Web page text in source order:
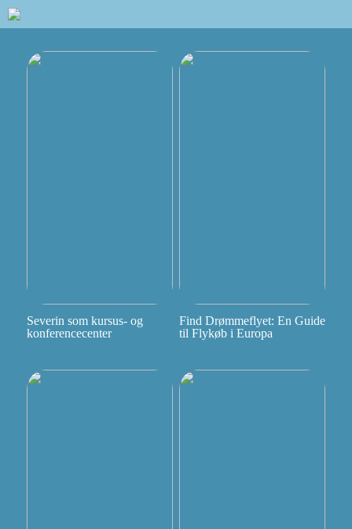
Severin som kursus- og
konferencecenter
Find Drømmeflyet: En Guide
til Flykøb i Europa